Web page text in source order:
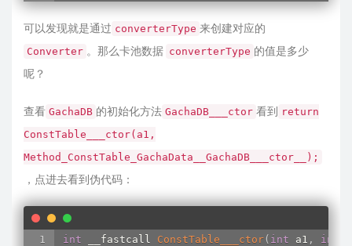
    v5
= il2cpp_value_box_0(
if
( (*(_BYTE *)(Class_string
il2cpp_runtime_class_init_0( Class_string
Exception___ctor_20095288(v7, v6, 0 );
    v8
int
    result
int
switch ( converterType )
可以发现就是通过 converterType 来创建对应的
Converter 。那么卡池数据 converterType 的值是多少
呢？
查看 GachaDB 的初始化方法 GachaDB___ctor 看到 return
ConstTable___ctor(a1,
Method_ConstTable_GachaData__GachaDB___ctor__);
，点进去看到伪代码：
int __fastcall ConstTable___ctor( int a1 , int